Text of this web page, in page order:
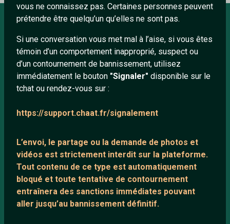
vous ne connaissez pas. Certaines personnes peuvent
prétendre être quelqu’un qu’elles ne sont pas.
Si une conversation vous met mal à l’aise, si vous êtes
témoin d’un comportement inapproprié, suspect ou
d’un contournement de bannissement, utilisez
immédiatement le bouton "Signaler" disponible sur le
tchat ou rendez-vous sur :
https://support.chaat.fr/signalement
L’envoi, le partage ou la demande de photos et
vidéos est strictement interdit sur la plateforme.
Tout contenu de ce type est automatiquement
bloqué et toute tentative de contournement
entraînera des sanctions immédiates pouvant
aller jusqu’au bannissement définitif.
À PROPOS
Conditions générales
À propos
Mentions légales
Protection mineurs
Blog
Salons de discussion
Communauté